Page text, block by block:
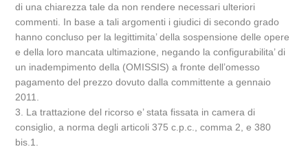
di una chiarezza tale da non rendere necessari ulteriori
commenti. In base a tali argomenti i giudici di secondo grado
hanno concluso per la legittimita’ della sospensione delle opere
e della loro mancata ultimazione, negando la configurabilita’ di
un inadempimento della (OMISSIS) a fronte dell’omesso
pagamento del prezzo dovuto dalla committente a gennaio
2011.
3. La trattazione del ricorso e’ stata fissata in camera di
consiglio, a norma degli articoli 375 c.p.c., comma 2, e 380
bis.1.